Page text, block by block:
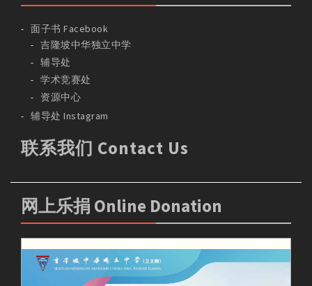
面子书 Facebook
吉隆坡中华独立中学
辅导处
学术竞赛处
资源中心
辅导处 Instagram
联系我们 Contact Us
网上乐捐 Online Donation